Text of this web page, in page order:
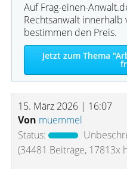
Auf Frag-einen-
Rechtsanwalt innerhalb
bestimmen den Preis.
Jetzt zum Thema
15. März 2026 | 16:07
Von muemmel
Status:
(34481 Beiträge, 17813x